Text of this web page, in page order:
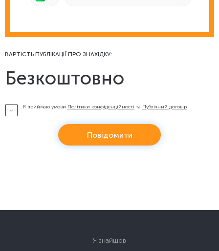
ВАРТІСТЬ ПУБЛІКАЦІЇ ПРО ЗНАХІДКУ:
Безкоштовно
Я приймаю умови Політики конфіденційності та Публічний договір
Повідомити
Я знайшов